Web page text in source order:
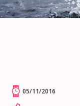
05/11/2016